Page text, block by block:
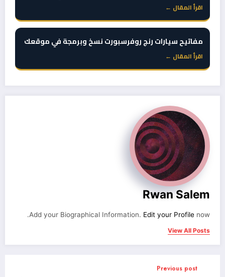
اقرأ المقال ←
مفاتيح سيارات رنج روفرسبورت نسخ وبرمجة في موقعك
اقرأ المقال ←
Rwan Salem
Add your Biographical Information. Edit your Profile now.
View All Posts
Previous post